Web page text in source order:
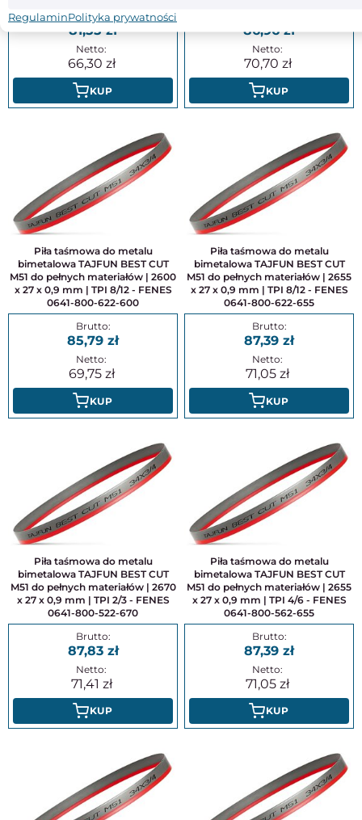
81,55
66,30
KUP
86,96
70,70
KUP
Piła taśmowa do metalu
bimetalowa TAJFUN BEST CUT
M51 do pełnych materiałów | 2600
x 27 x 0,9 mm | TPI 8/12 - FENES
0641-800-622-600
85,79
69,75
KUP
Piła taśmowa do metalu
bimetalowa TAJFUN BEST CUT
M51 do pełnych materiałów | 2655
x 27 x 0,9 mm | TPI 8/12 - FENES
0641-800-622-655
87,39
71,05
KUP
Piła taśmowa do metalu
bimetalowa TAJFUN BEST CUT
M51 do pełnych materiałów | 2670
x 27 x 0,9 mm | TPI 2/3 - FENES
0641-800-522-670
87,83
71,41
KUP
Piła taśmowa do metalu
bimetalowa TAJFUN BEST CUT
M51 do pełnych materiałów | 2655
x 27 x 0,9 mm | TPI 4/6 - FENES
0641-800-562-655
87,39
71,05
KUP
RegulaminPolityka prywatności